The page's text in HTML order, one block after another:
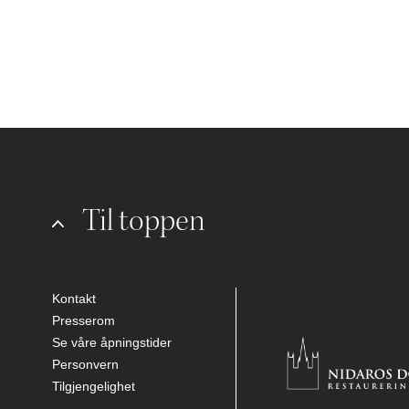
Til toppen
Kontakt
Presserom
Se våre åpningstider
Personvern
Tilgjengelighet